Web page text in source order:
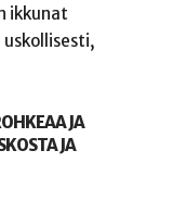
ikkunat
uskollisesti,
JA
JA